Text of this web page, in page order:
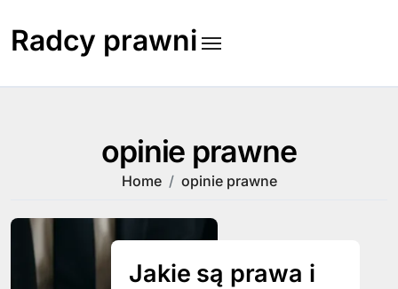
content
Radcy prawni
opinie prawne
Home opinie prawne
Jakie są prawa i